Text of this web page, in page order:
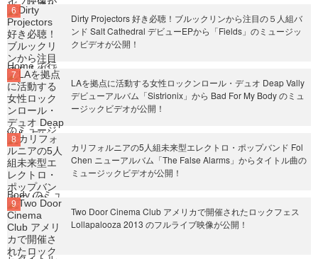
Dirty Projectors 好き必聴！ブルックリンから注目の５人組バ
ンド Salt Cathedral デビューEPから「Fields」のミュージッ
クビデオが公開！
LAを拠点に活動する女性ロックンロール・デュオ Deap Vally
デビューアルバム「Sistrionix」から Bad For My Body のミュ
ージックビデオが公開！
カリフォルニアの5人組未来型エレクトロ・ポップバンド Fol
Chen ニューアルバム「The False Alarms」からタイトル曲の
ミュージックビデオが公開！
Two Door Cinema Club アメリカで開催されたロックフェス
Lollapalooza 2013 のフルライブ映像が公開！